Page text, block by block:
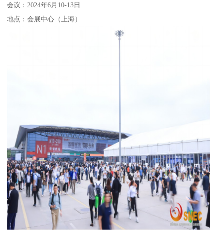
会议：2024年6月10-13日
地点：会展中心（上海）